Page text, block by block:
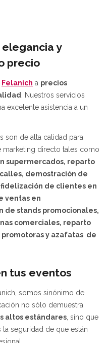
y
precio
Felanich a precios
. Nuestros servicios
excelente asistencia a un
son de alta calidad para
marketing directo tales como
supermercados, reparto
demostración de
de clientes en
ventas en
de stands promocionales,
comerciales, reparto
y azafatas de
tus eventos
somos sinónimo de
no sólo demuestra
altos estándares , sino que
seguridad de que están